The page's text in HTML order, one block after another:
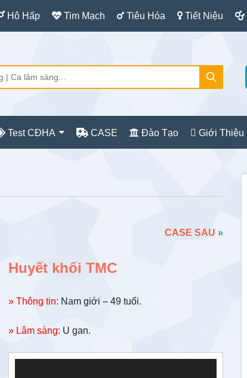
Hô Hấp Tim Mạch Tiêu Hóa Tiết Niệu
Test CĐHA CASE Đào Tạo Giới Thiệu
CASE SAU »
Huyết khối TMC
» Thông tin: Nam giới – 49 tuổi.
» Lâm sàng: U gan.